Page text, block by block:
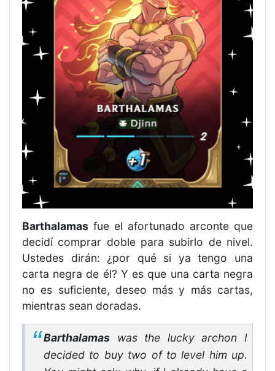
Barthalamas fue el afortunado arconte que
decidí comprar doble para subirlo de nivel.
Ustedes dirán: ¿por qué si ya tengo una
carta negra de él? Y es que una carta negra
no es suficiente, deseo más y más cartas,
mientras sean doradas.
Barthalamas was the lucky archon I
decided to buy two of to level him up.